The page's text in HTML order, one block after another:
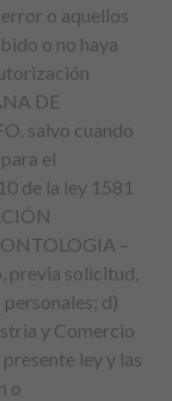
o aquellos
o no haya
DE
salvo cuando
el
de la ley 1581
–
previa solicitud,
d)
y Comercio
ley y las
o